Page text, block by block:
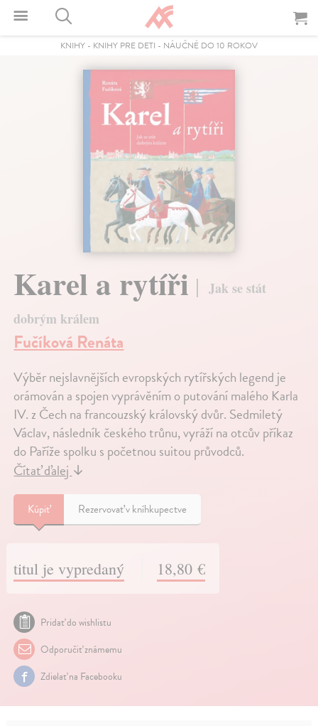
KNIHY - KNIHY PRE DETI - NÁUČNÉ DO 10 ROKOV
Karel a rytíři
Jak se stát
dobrým králem
Fučíková Renáta
Výběr nejslavnějších evropských rytířských legend je
orámován a spojen vyprávěním o putování malého Karla
IV. z Čech na francouzský královský dvůr. Sedmiletý
Václav, následník českého trůnu, vyráží na otcův příkaz
do Paříže spolku s početnou suitou průvodců.
Čítať ďalej ↓
Kúpiť Rezervovať v kníhkupectve
titul je vypredaný 18,80 €
Pridať do wishlistu
Odporučiť známemu
Zdielať na Facebooku